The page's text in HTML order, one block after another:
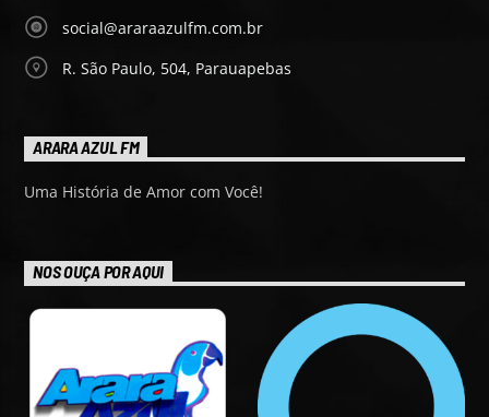
social@araraazulfm.com.br
R. São Paulo, 504, Parauapebas
ARARA AZUL FM
Uma História de Amor com Você!
NOS OUÇA POR AQUI